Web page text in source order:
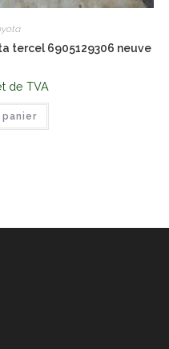
tercel 6905129306 neuve
de TVA
panier